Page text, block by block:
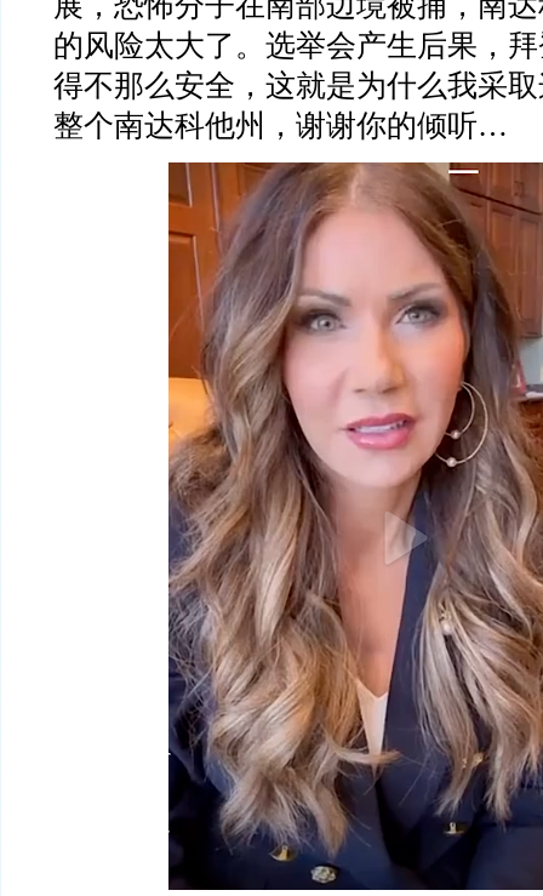
的风险太大了。选举会产生后果，
得不那么安全，这就是为什么我采
整个南达科他州，谢谢你的倾听…